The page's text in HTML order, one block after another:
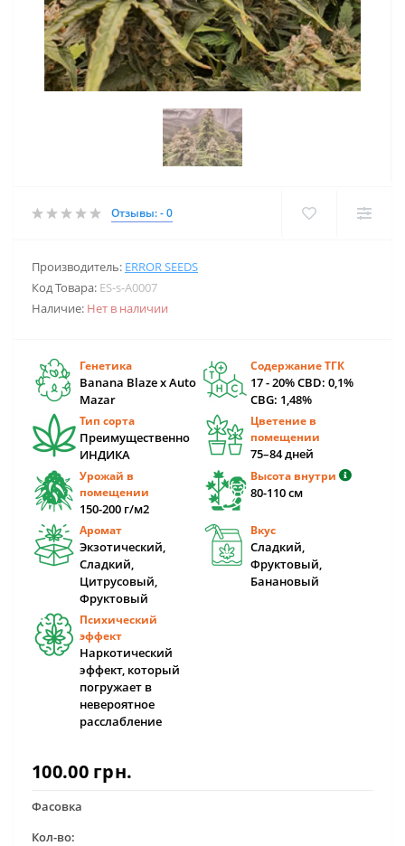
Отзывы: - 0
Производитель: ERROR SEEDS
Код Товара: ES-s-A0007
Наличие: Нет в наличии
Генетика
Banana Blaze x Auto
Mazar
Содержание ТГК
17 - 20% CBD: 0,1%
CBG: 1,48%
Тип сорта
Преимущественно
ИНДИКА
Цветение в
помещении
75–84 дней
Урожай в
помещении
150-200 г/м2
Высота внутри
80-110 cм
Аромат
Экзотический,
Сладкий,
Цитрусовый,
Фруктовый
Вкус
Сладкий,
Фруктовый,
Банановый
Психический
эффект
Наркотический
эффект, который
погружает в
невероятное
расслабление
100.00 грн.
Фасовка
Кол-во: